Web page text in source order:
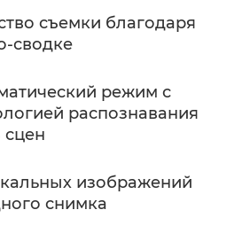
съемки благодаря
сводке
режим с
распознавания
сцен
изображений
снимка